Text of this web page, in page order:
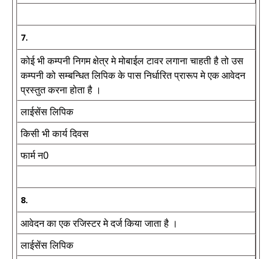
7.
कोई भी कम्पनी निगम क्षेत्र मे मोबाईल टावर लगाना चाहती है तो उस
कम्पनी को सम्बन्धित लिपिक के पास निर्धारित प्रारूप मे एक आवेदन
प्रस्तुत करना होता है ।
लाईसेंस लिपिक
किसी भी कार्य दिवस
फार्म न0
8.
आवेदन का एक रजिस्टर मे दर्ज किया जाता है ।
लाईसेंस लिपिक